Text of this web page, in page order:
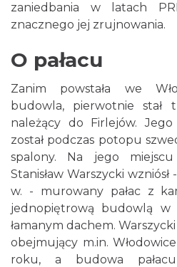
zaniedbania w latach
znacznego jej zrujnowania.
O pałacu
Zanim powstała we
budowla, pierwotnie stał
należący do Firlejów.
został podczas potopu
spalony. Na jego
Stanisław Warszycki
w. - murowany pałac z
jednopiętrową budowlą
łamanym dachem.
obejmujący m.in.
roku, a budowa pałacu